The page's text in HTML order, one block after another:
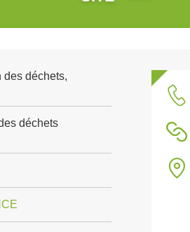
des déchets,
déchets